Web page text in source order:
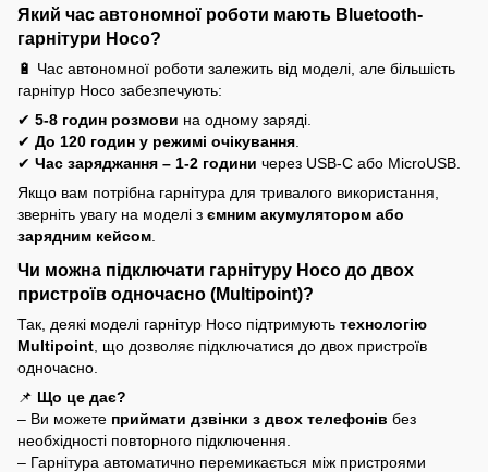
Який час автономної роботи мають Bluetooth-
гарнітури Hoco?
🔋 Час автономної роботи залежить від моделі, але більшість
гарнітур Hoco забезпечують:
✔ 5-8 годин розмови на одному заряді.
✔ До 120 годин у режимі очікування
✔ Час заряджання – 1-2 години через USB-C або MicroUSB.
Якщо вам потрібна гарнітура для тривалого використання,
зверніть увагу на моделі з ємним акумулятором або
зарядним кейсом
Чи можна підключати гарнітуру Hoco до двох
пристроїв одночасно (Multipoint)?
Так, деякі моделі гарнітур Hoco підтримують технологію
Multipoint , що дозволяє підключатися до двох пристроїв
одночасно.
📌 Що це дає?
– Ви можете приймати дзвінки з двох телефонів без
необхідності повторного підключення.
– Гарнітура автоматично перемикається між пристроями